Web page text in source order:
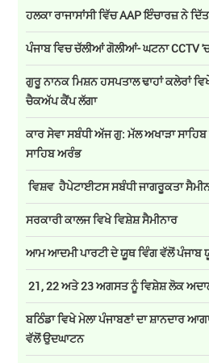
ਹਲਕਾ ਰਾਜਾਸਾਂਸੀ ਵਿੱਚ AAP ਇੰਚਾਰਜ਼ ਨੇ
ਪੰਜਾਬ ਵਿਚ ਚੱਲੀਆਂ ਗੋਲੀਆਂ- ਘਟਨਾ CCTV
ਗੁਰੂ ਨਾਨਕ ਮਿਸ਼ਨ ਹਸਪਤਾਲ ਢਾਹਾਂ ਕਲੇਰਾਂ
ਚੈਕਅੱਪ ਕੈਂਪ ਲੱਗਾ
ਕਾਰ ਸੇਵਾ ਸਬੰਧੀ ਅੱਜ ਗੁ: ਮੱਲ ਅਖਾੜਾ
ਸਾਹਿਬ ਅਰੰਭ
ਵਿਸ਼ਵ ਹੈਪੇਟਾਈਟਸ ਸਬੰਧੀ ਜਾਗਰੂਕਤਾ
ਸਰਕਾਰੀ ਕਾਲਜ ਵਿਖੇ ਵਿਸ਼ੇਸ਼ ਸੈਮੀਨਾਰ
ਆਮ ਆਦਮੀ ਪਾਰਟੀ ਦੇ ਯੂਥ ਵਿੰਗ ਵੱਲੋਂ ਪੰਜਾਬ
21, 22 ਅਤੇ 23 ਅਗਸਤ ਨੂੰ ਵਿਸ਼ੇਸ਼ ਲੋਕ
ਬਠਿੰਡਾ ਵਿਖੇ ਮੇਲਾ ਪੰਜਾਬਣਾਂ ਦਾ ਸ਼ਾਨਦਾਰ
ਵੱਲੋਂ ਉਦਘਾਟਨ